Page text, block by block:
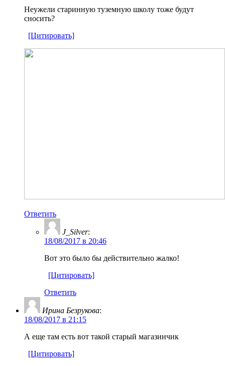
Неужели старинную туземную школу тоже будут
сносить?
[Цитировать]
Ответить
J_Silver:
18/08/2017 в 20:46
Вот это было бы действительно жалко!
[Цитировать]
Ответить
Ирина Безрукова:
18/08/2017 в 21:15
А еще там есть вот такой старый магазинчик
[Цитировать]